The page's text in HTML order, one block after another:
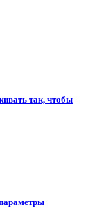
так, чтобы